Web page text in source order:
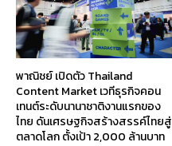
พาณิชย์ เปิดตัว Thailand
Content Market เวทีธุรกิจคอน
เทนต์ระดับนานาชาติงานแรกของ
ไทย ดันเศรษฐกิจสร้างสรรค์ไทยสู่
ตลาดโลก ตั้งเป้า 2,000 ล้านบาท